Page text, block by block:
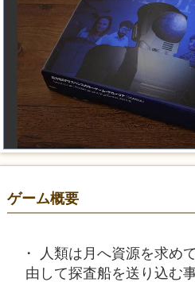
ゲーム概要
人類は月へ資源を求め
由して探査船を送り込む